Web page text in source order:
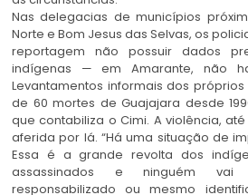
Nas delegacias de municípios
Norte e Bom Jesus das Selvas, os
reportagem não possuir dados
indígenas — em Amarante, não
Levantamentos informais dos
de 60 mortes de Guajajara desde
que contabiliza o Cimi. A violência,
aferida por lá. “Há uma situação de
Essa é a grande revolta dos
assassinados e ninguém
responsabilizado ou mesmo